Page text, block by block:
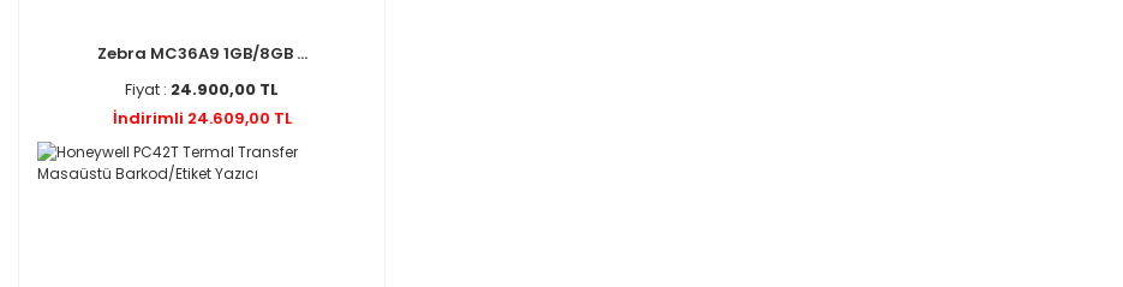
Zebra MC36A9 1GB/8GB ...
Fiyat : 24.900,00 TL
İndirimli 24.609,00 TL